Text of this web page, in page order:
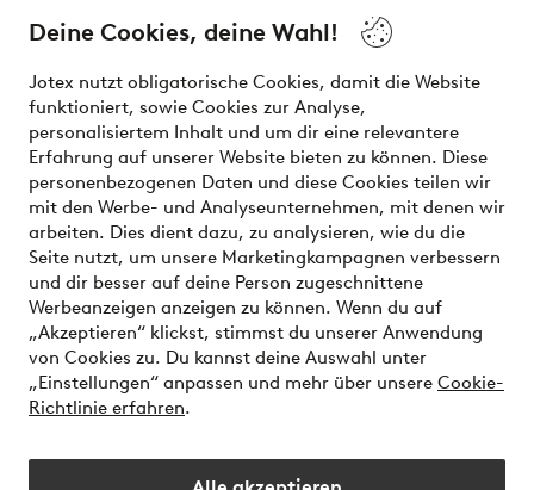
Deine Cookies, deine Wahl!
Jotex nutzt obligatorische Cookies, damit die Website
funktioniert, sowie Cookies zur Analyse,
personalisiertem Inhalt und um dir eine relevantere
Erfahrung auf unserer Website bieten zu können. Diese
personenbezogenen Daten und diese Cookies teilen wir
mit den Werbe- und Analyseunternehmen, mit denen wir
arbeiten. Dies dient dazu, zu analysieren, wie du die
Seite nutzt, um unsere Marketingkampagnen verbessern
und dir besser auf deine Person zugeschnittene
Werbeanzeigen anzeigen zu können. Wenn du auf
„Akzeptieren“ klickst, stimmst du unserer Anwendung
von Cookies zu. Du kannst deine Auswahl unter
„Einstellungen“ anpassen und mehr über unsere Cookie-
Richtlinie erfahren.
Bedingungen
Sichere Zahlungen - Jetzt bezahlen oder aufteilen
Möchtest du mehr über unsere
Zahlungsmöglichkeitenerfahren?